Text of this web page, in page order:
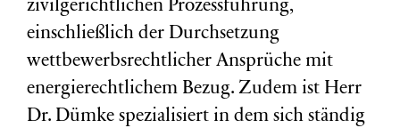
zivilgerichtlichen Prozessführung,
einschließlich der Durchsetzung
wettbewerbsrechtlicher Ansprüche mit
energierechtlichem Bezug. Zudem ist Herr
Dr. Dümke spezialisiert in dem sich ständig